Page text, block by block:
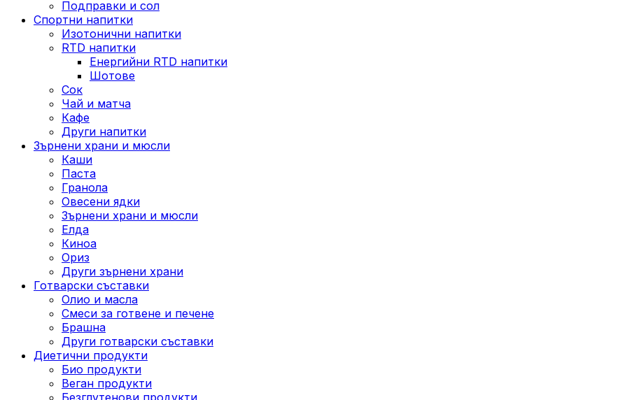
Подправки и сол
Спортни напитки
Изотонични напитки
RTD напитки
Енергийни RTD напитки
Шотове
Сок
Чай и матча
Кафе
Други напитки
Зърнени храни и мюсли
Каши
Паста
Гранола
Овесени ядки
Зърнени храни и мюсли
Елда
Киноа
Ориз
Други зърнени храни
Готварски съставки
Олио и масла
Смеси за готвене и печене
Брашна
Други готварски съставки
Диетични продукти
Био продукти
Веган продукти
Безглутенови продукти